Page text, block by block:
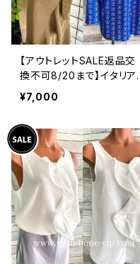
【アウトレットSALE返品交
換不可8/20まで】イタリア
製シャツ・ブラウス・トップス
｜Made in ITALY｜ロール
ャツ/ブルー
¥7,000